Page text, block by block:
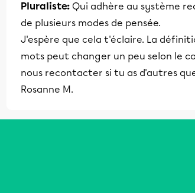
Pluraliste: Qui adhère au système
de plusieurs modes de pensée.
J'espère que cela t'éclaire. La
mots peut changer un peu selon le
nous recontacter si tu as d'autres
Rosanne M.